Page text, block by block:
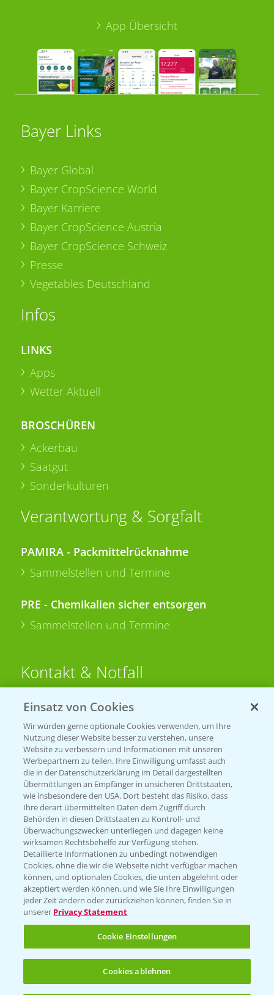
App Übersicht
Bayer Links
Bayer Global
Bayer CropScience World
Bayer Karriere
Bayer CropScience Austria
Bayer CropScience Schweiz
Presse
Vegetables Deutschland
Infos
LINKS
Apps
Wetter Aktuell
BROSCHÜREN
Ackerbau
Saatgut
Sonderkulturen
Verantwortung & Sorgfalt
PAMIRA - Packmittelrücknahme
Sammelstellen und Termine
PRE - Chemikalien sicher entsorgen
Sammelstellen und Termine
Kontakt & Notfall
Beratung auf WhatsApp
T.+49 (0)174 346 564 1
KONTAKT
Hilfe in Notfällen
T.+49 (0)214/30-20220
Folgen Sie uns
Einsatz von Cookies
Wir würden gerne optionale Cookies verwenden, um Ihre
Nutzung dieser Website besser zu verstehen, unsere
Website zu verbessern und Informationen mit unseren
Werbepartnern zu teilen. Ihre Einwilligung umfasst auch
die in der Datenschutzerklärung im Detail dargestellten
Übermittlungen an Empfänger in unsicheren Drittstaaten,
wie insbesondere den USA. Dort besteht das Risiko, dass
Ihre derart übermittelten Daten dem Zugriff durch
Behörden in diesen Drittstaaten zu Kontroll- und
Überwachungszwecken unterliegen und dagegen keine
wirksamen Rechtsbehelfe zur Verfügung stehen.
Detaillierte Informationen zu unbedingt notwendigen
Cookies, ohne die wir die Webseite nicht verfügbar machen
können, und optionalen Cookies, die unten abgelehnt oder
akzeptiert werden können, und wie Sie Ihre Einwilligungen
jeder Zeit ändern oder zurückziehen können, finden Sie in
unserer Privacy Statement
Cookie Einstellungen
Cookies ablehnen